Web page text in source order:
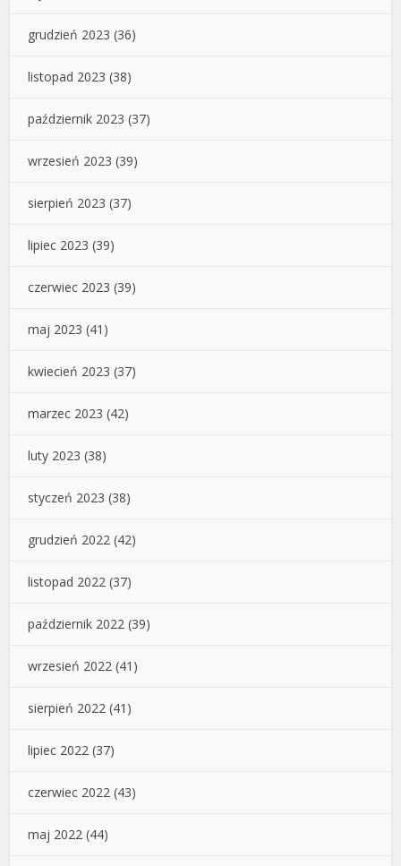
grudzień 2023 (36)
listopad 2023 (38)
październik 2023 (37)
wrzesień 2023 (39)
sierpień 2023 (37)
lipiec 2023 (39)
czerwiec 2023 (39)
maj 2023 (41)
kwiecień 2023 (37)
marzec 2023 (42)
luty 2023 (38)
styczeń 2023 (38)
grudzień 2022 (42)
listopad 2022 (37)
październik 2022 (39)
wrzesień 2022 (41)
sierpień 2022 (41)
lipiec 2022 (37)
czerwiec 2022 (43)
maj 2022 (44)